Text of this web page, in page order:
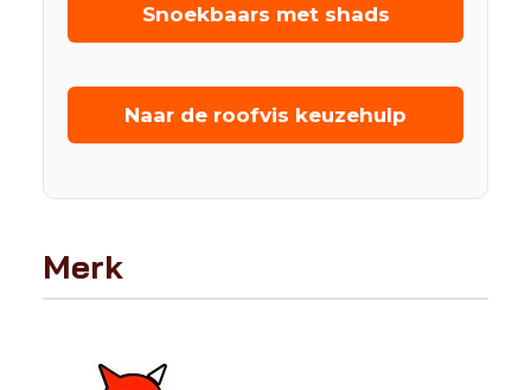
Snoekbaars met shads
Naar de roofvis keuzehulp
Merk